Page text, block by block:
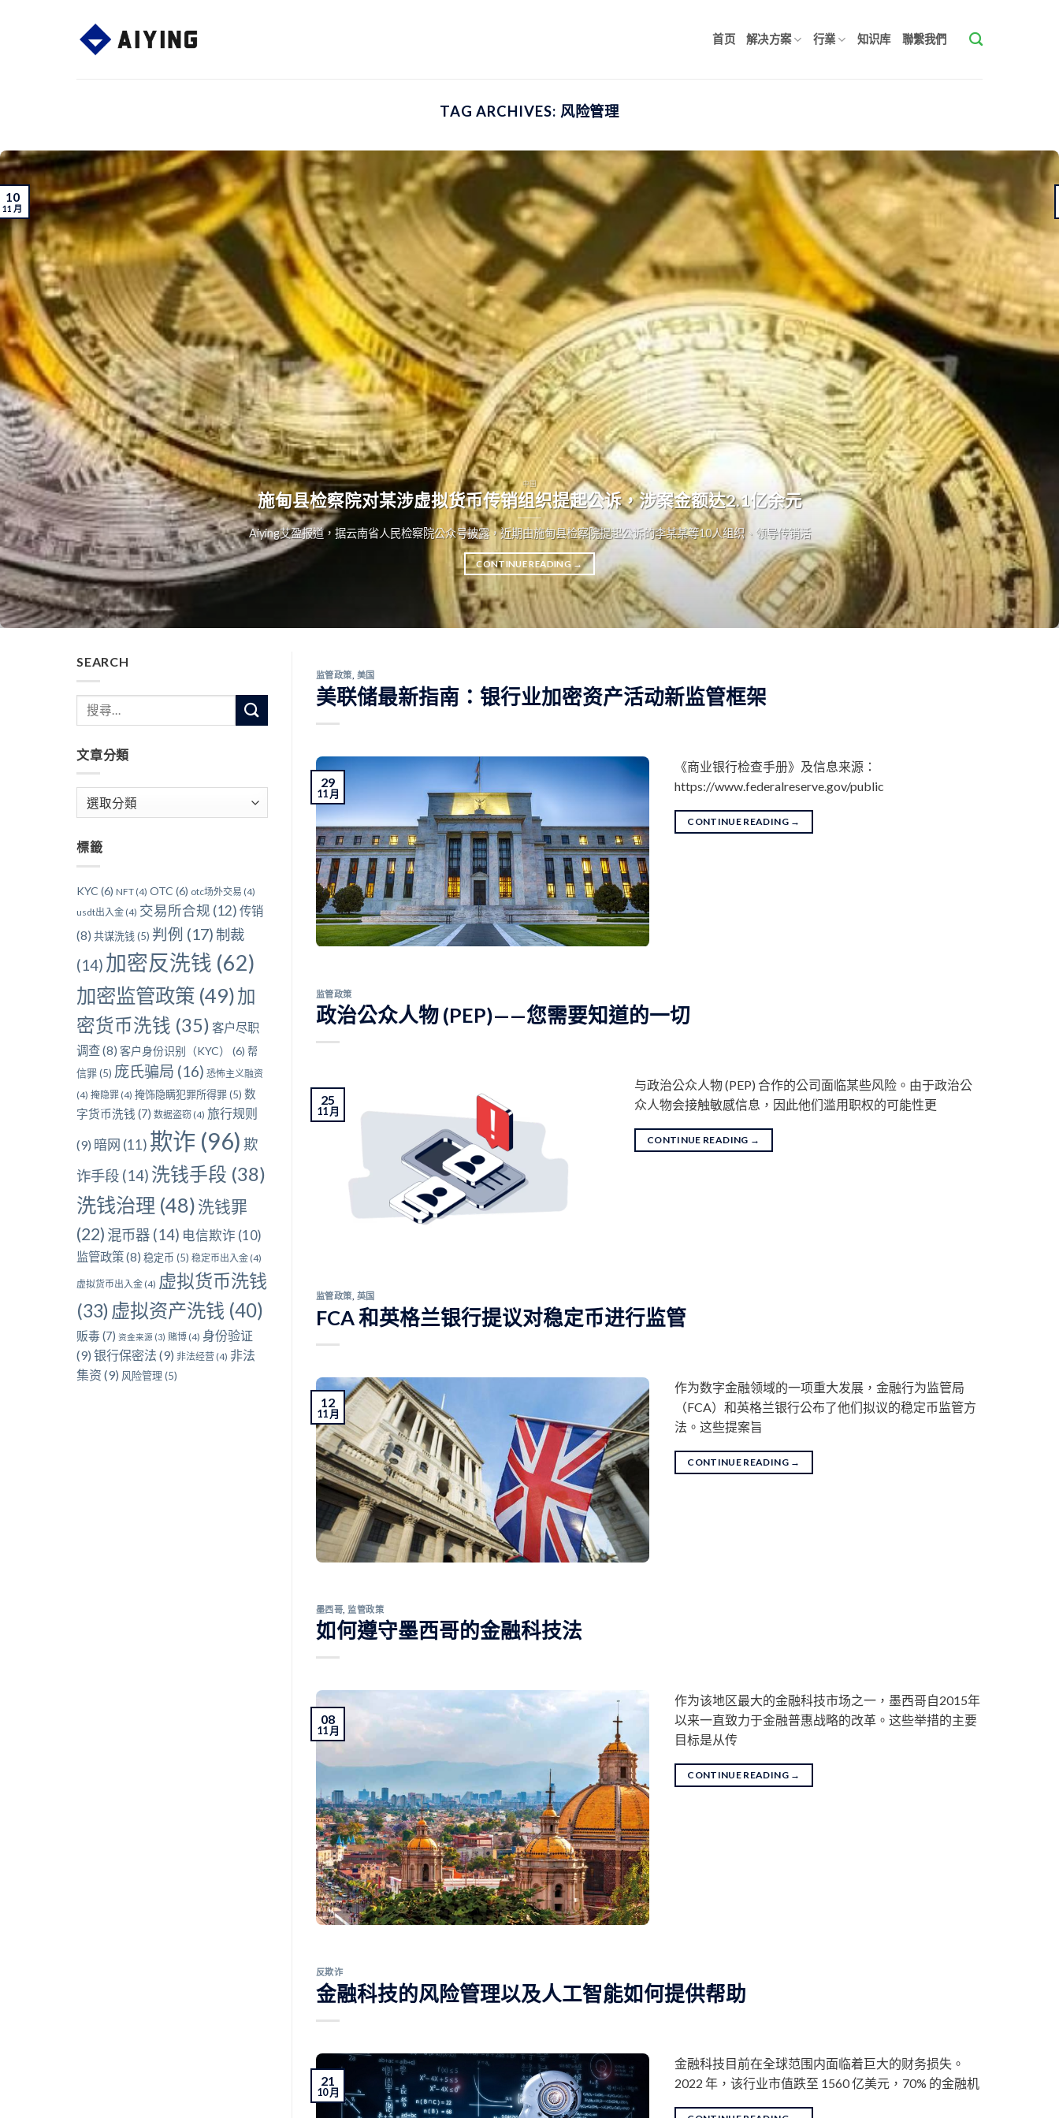
首页 解决方案 行業 知识库 聯繫我們
TAG ARCHIVES: 风险管理
中国
施甸县检察院对某涉虚拟货币传销组织提起公诉，涉案金额达2.1亿余元
Aiying艾盈报道，据云南省人民检察院公众号披露，近期由施甸县检察院提起公诉的李某某等10人组织、领导传销活
CONTINUE READING →
10
11 月
SEARCH
文章分類
類
標籤
KYC (6) NFT (4) OTC (6) otc场外交易 (4)
usdt出入金 (4) 交易所合规 (12) 传销
(8) 共谋洗钱(5) 判例 (17)制裁
(14) 加密反洗钱 (62)
加密监管政策 (49)加
密货币洗钱 (35) 客户尽职
调查(8) 客户身份识别（KYC） (6) 帮
信罪(5) 庞氏骗局 (16) 恐怖主义融资
(4) 掩隐罪 (4) 掩饰隐瞒犯罪所得罪(5) 数
字货币洗钱 (7) 数据盗窃 (4) 旅行规则
(9) 暗网 (11) 欺诈 (96) 欺
诈手段 (14) 洗钱手段 (38)
洗钱治理 (48) 洗钱罪
(22) 混币器 (14) 电信欺诈 (10)
监管政策(8) 稳定币 (5) 稳定币出入金 (4)
虚拟货币出入金 (4) 虚拟货币洗钱
(33) 虚拟资产洗钱 (40)
贩毒 (7) 资金来源 (3) 赌博 (4) 身份验证
(9) 银行保密法 (9) 非法经营 (4) 非法
集资 (9) 风险管理(5)
监管政策 美国
美联储最新指南：银行业加密资产活动新监管框架
29
11 月
​《商业银行检查手册》及信息来源：
https://www.federalreserve.gov/public
CONTINUE READING →
监管政策
政治公众人物 (PEP)——您需要知道的一切
25
11 月
与政治公众人物 (PEP) 合作的公司面临某些风险。由于政治公
众人物会接触敏感信息，因此他们滥用职权的可能性更
CONTINUE READING →
监管政策 英国
FCA 和英格兰银行提议对稳定币进行监管
12
11 月
作为数字金融领域的一项重大发展，金融行为监管局
（FCA）和英格兰银行公布了他们拟议的稳定币监管方
法。这些提案旨
CONTINUE READING →
墨西哥 监管政策
如何遵守墨西哥的金融科技法
08
11 月
作为该地区最大的金融科技市场之一，墨西哥自2015年
以来一直致力于金融普惠战略的改革。这些举措的主要
目标是从传
CONTINUE READING →
反欺诈
金融科技的风险管理以及人工智能如何提供帮助
21
10 月
金融科技目前在全球范围内面临着巨大的财务损失。
2022 年，该行业市值跌至 1560 亿美元，70% 的金融机